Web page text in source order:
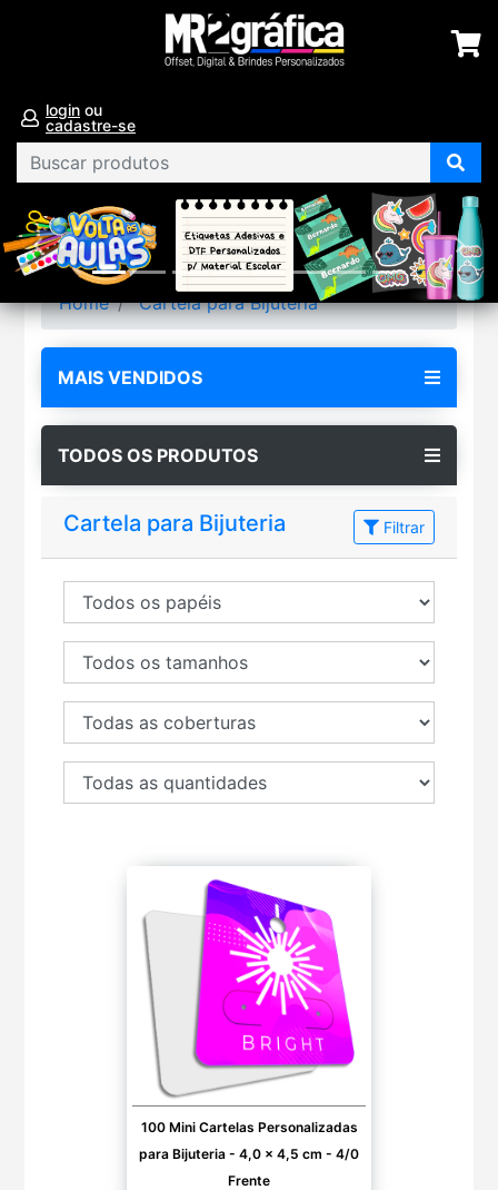
login ou
cadastre-se
Home Cartela para Bijuteria
MAIS VENDIDOS
TODOS OS PRODUTOS
Cartela para Bijuteria Filtrar
100 Mini Cartelas Personalizadas
para Bijuteria - 4,0 x 4,5 cm - 4/0
Frente